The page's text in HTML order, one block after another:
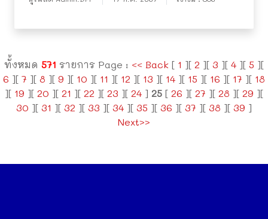
ทั้งหมด 571 รายการ Page : << Back [ 1 ][ 2 ][ 3 ][ 4 ][ 5 ][
6 ][ 7 ][ 8 ][ 9 ][ 10 ][ 11 ][ 12 ][ 13 ][ 14 ][ 15 ][ 16 ][ 17 ][ 18
][ 19 ][ 20 ][ 21 ][ 22 ][ 23 ][ 24 ] 25 [ 26 ][ 27 ][ 28 ][ 29 ][
30 ][ 31 ][ 32 ][ 33 ][ 34 ][ 35 ][ 36 ][ 37 ][ 38 ][ 39 ]
Next>>